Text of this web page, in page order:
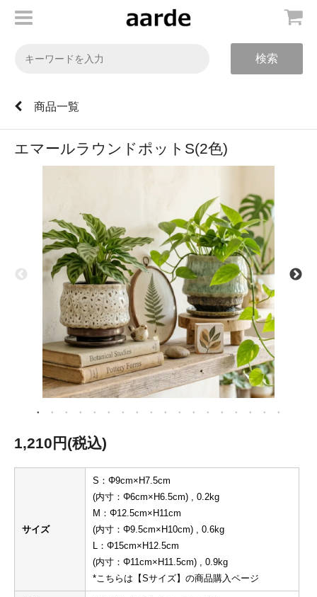
検索
商品一覧
エマールラウンドポットS(2色)
1,210円(税込)
サイズ
S：Φ9cm×H7.5cm
(内寸：Φ6cm×H6.5cm) , 0.2kg
M：Φ12.5cm×H11cm
(内寸：Φ9.5cm×H10cm) , 0.6kg
L：Φ15cm×H12.5cm
(内寸：Φ11cm×H11.5cm) , 0.9kg
*こちらは【Sサイズ】の商品購入ページ